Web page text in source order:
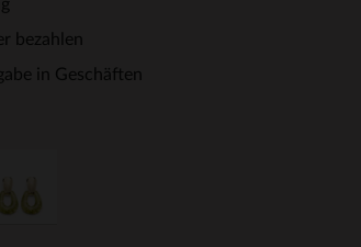
bezahlen
in Geschäften